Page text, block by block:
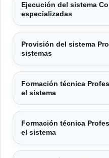
Ejecución del sistema
especializadas
Provisión del sistema
sistemas
Formación técnica
el sistema
Formación técnica
el sistema